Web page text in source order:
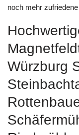
noch mehr
Würzburg